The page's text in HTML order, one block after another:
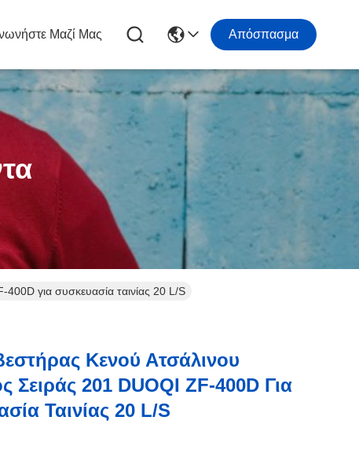
Μαζί Μας Απόσπασμα
για συσκευασία ταινίας 20 L/S
Κενού Ατσάλινου
Σειράς 201 DUOQI ZF-400D Για
Ταινίας 20 L/S